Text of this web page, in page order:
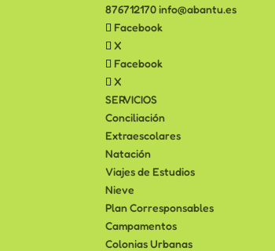
876712170 info@abantu.es
Facebook
X
Facebook
X
SERVICIOS
Conciliación
Extraescolares
Natación
Viajes de Estudios
Nieve
Plan Corresponsables
Campamentos
Colonias Urbanas